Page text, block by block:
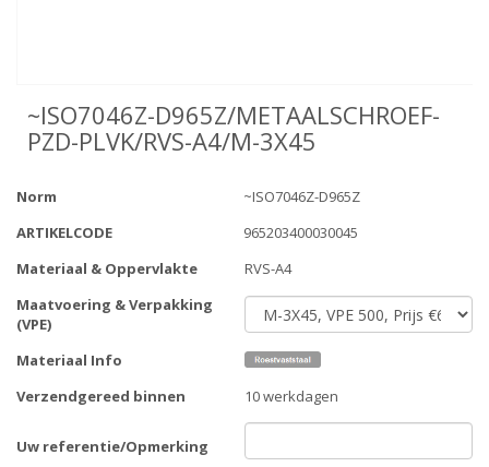
~ISO7046Z-D965Z/METAALSCHROEF-
PZD-PLVK/RVS-A4/M-3X45
Norm
~ISO7046Z-D965Z
ARTIKELCODE
965203400030045
Materiaal & Oppervlakte
RVS-A4
Maatvoering & Verpakking
(VPE)
Materiaal Info
Verzendgereed binnen
10 werkdagen
Uw referentie/Opmerking